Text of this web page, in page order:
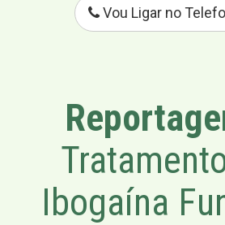
Vou Ligar no
Ibogaína